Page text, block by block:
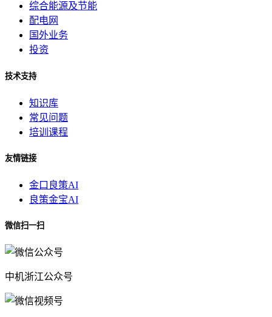
综合能源及节能
配电网
国外业务
投资
技术支持
知识库
常见问题
培训课程
友情链接
金口良策AI
良策金宝AI
微信扫一扫
中机浙江公众号